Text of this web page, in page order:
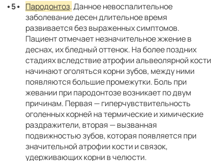
Пародонтоз.Данное невоспалительное
заболевание десен длительное время
развивается без выраженных симптомов.
Пациент отмечает незначительное жжение в
деснах, их бледный оттенок. На более поздних
стадиях вследствие атрофии альвеолярной кости
начинают оголяться корни зубов, между ними
появляются большие промежутки. Боль при
жевании при пародонтозе возникает по двум
причинам. Первая — гиперчувствительность
оголенных корней на термические и химические
раздражители, вторая — вызванная
подвижностью зубов, которая появляется при
значительной атрофии кости и связок,
удерживающих корни в челюсти.